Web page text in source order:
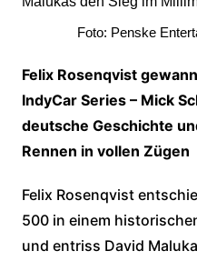
Foto: Penske
Felix Rosenqvist
IndyCar Series – Mick
deutsche Geschichte
Rennen in vollen Zügen
Felix Rosenqvist
500 in einem
und entriss David